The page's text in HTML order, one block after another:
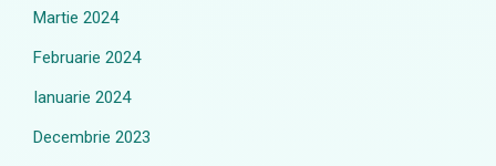
Martie 2024
Februarie 2024
Ianuarie 2024
Decembrie 2023